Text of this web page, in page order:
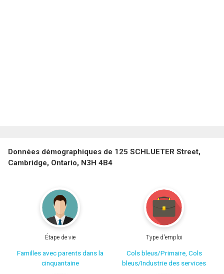
Données démographiques de 125 SCHLUETER Street,
Cambridge, Ontario, N3H 4B4
Étape de vie
Familles avec parents dans la
cinquantaine
Type d'emploi
Cols bleus/Primaire, Cols
bleus/Industrie des services